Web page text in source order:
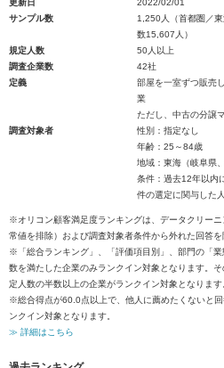
更新日
2022/02/01
サンプル数
1,250人（首都圏／
数15,607人）
規定人数
50人以上
調査企業数
42社
定義
部屋を一室ずつ販売
業
ただし、中古の分譲
調査対象者
性別：指定なし
年齢：25～84歳
地域：東海（岐阜県
条件：過去12年以内
件の選定に関与した人
※オリコン顧客満足度ランキングは、データクリー
常値を排除）および調査対象者条件から外れた回答を
※「総合ランキング」、「評価項目別」、部門の「
数を満たした企業のみランクイン対象となります。
定人数の半数以上の企業がランクイン対象となります
※総合得点が60.0点以上で、他人に薦めたくないと
ンクイン対象となります。
≫ 詳細はこちら